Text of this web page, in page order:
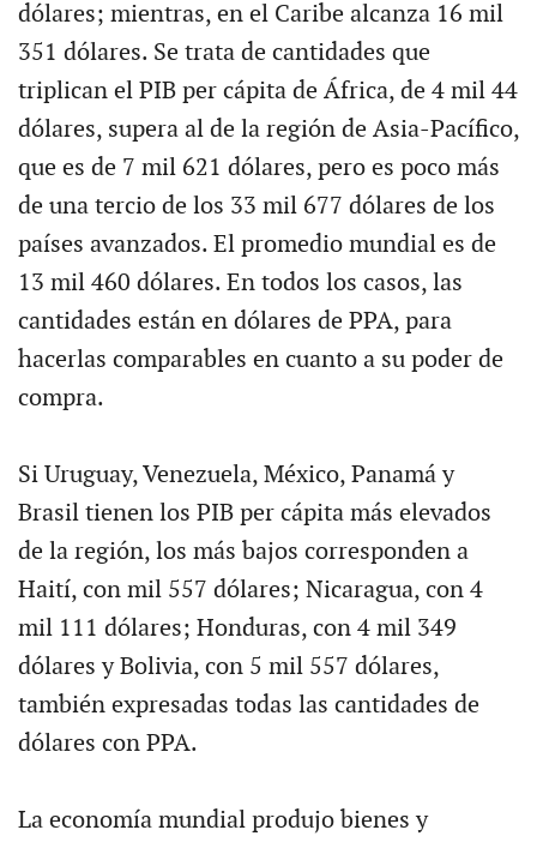
dólares; mientras, en el Caribe alcanza 16 mil
351 dólares. Se trata de cantidades que
triplican el PIB per cápita de África, de 4 mil 44
dólares, supera al de la región de Asia-Pacífico,
que es de 7 mil 621 dólares, pero es poco más
de una tercio de los 33 mil 677 dólares de los
países avanzados. El promedio mundial es de
13 mil 460 dólares. En todos los casos, las
cantidades están en dólares de PPA, para
hacerlas comparables en cuanto a su poder de
compra.
Si Uruguay, Venezuela, México, Panamá y
Brasil tienen los PIB per cápita más elevados
de la región, los más bajos corresponden a
Haití, con mil 557 dólares; Nicaragua, con 4
mil 111 dólares; Honduras, con 4 mil 349
dólares y Bolivia, con 5 mil 557 dólares,
también expresadas todas las cantidades de
dólares con PPA.
La economía mundial produjo bienes y